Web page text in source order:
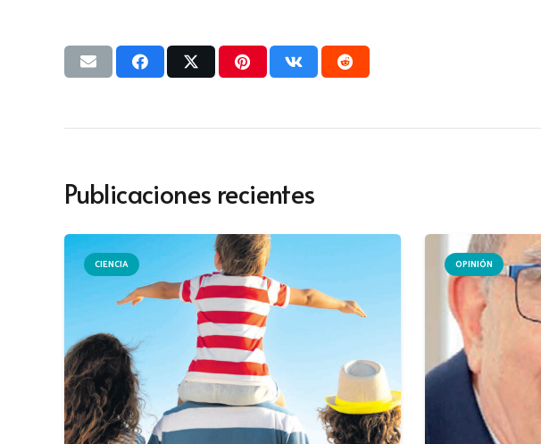
Publicaciones recientes
CIENCIA OPINIÓN